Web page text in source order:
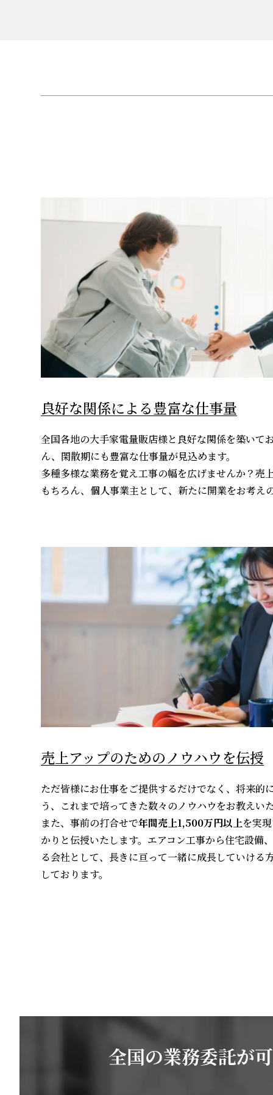
良好な関係による豊富な仕事量
全国各地の大手家電量販店様と良好な関係を築いて
ん、閑散期にも豊富な仕事量が見込めます。
多種多様な業務を覚え工事の幅を広げませんか？売
もちろん、個人事業主として、新たに開業をお考え
売上アップのためのノウハウを伝授
ただ皆様にお仕事をご提供するだけでなく、将来的
う、これまで培ってきた数々のノウハウをお教えい
また、事前の打合せで年間売上1,500万円以上を実
かりと伝授いたします。エアコン工事から住宅設備
る会社として、長きに亘って一緒に成長していける
しております。
全国の業務委託が